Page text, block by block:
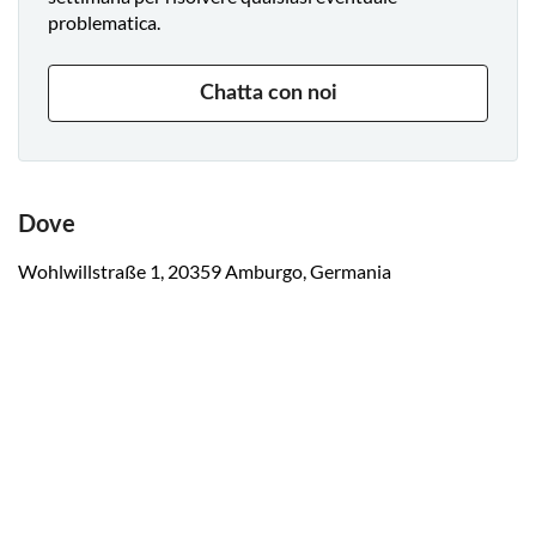
problematica.
Chatta con noi
Dove
Wohlwillstraße 1, 20359 Amburgo, Germania